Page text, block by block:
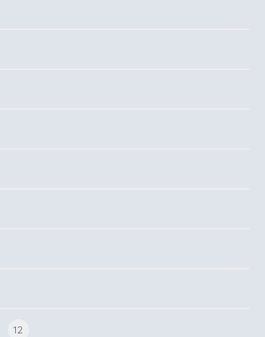
12